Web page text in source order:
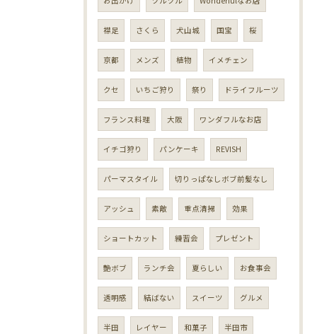
襟足 さくら 犬山城 国宝 桜
京都 メンズ 植物 イメチェン
クセ いちご狩り 祭り ドライフルーツ
フランス料理 大阪 ワンダフルなお店
イチゴ狩り パンケーキ REVISH
パーマスタイル 切りっぱなしボブ前髪なし
アッシュ 素敵 重点清掃 効果
ショートカット 練習会 プレゼント
艶ボブ ランチ会 夏らしい お食事会
透明感 結ばない スイーツ グルメ
半田 レイヤー 和菓子 半田市